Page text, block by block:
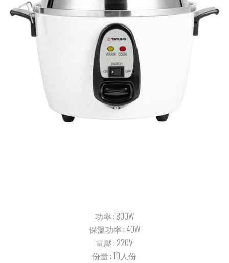
功率 : 800W
保溫功率 : 40W
電壓 : 220V
份量 : 10人份